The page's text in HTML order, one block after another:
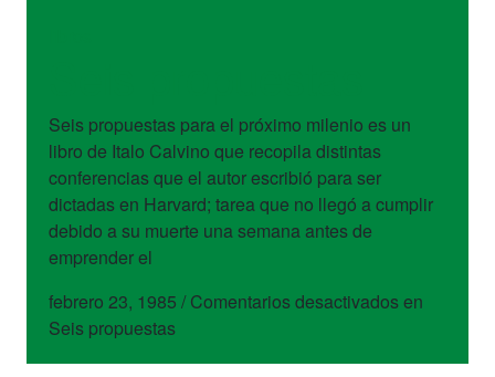
Seis propuestas para el próximo milenio es un
libro de Italo Calvino que recopila distintas
conferencias que el autor escribió para ser
dictadas en Harvard; tarea que no llegó a cumplir
debido a su muerte una semana antes de
emprender el
febrero 23, 1985 / Comentarios desactivadosen
Seis propuestas